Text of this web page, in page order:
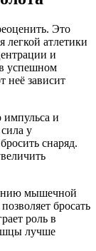
Это
легкой атлетики
и
успешном
неё зависит
импульса и
у
снаряд.
мышечной
бросать
роль в
лучше